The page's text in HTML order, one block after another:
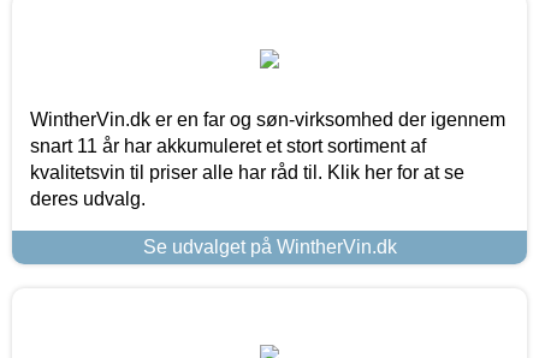
WintherVin.dk er en far og søn-virksomhed der igennem
snart 11 år har akkumuleret et stort sortiment af
kvalitetsvin til priser alle har råd til. Klik her for at se
deres udvalg.
Se udvalget på WintherVin.dk